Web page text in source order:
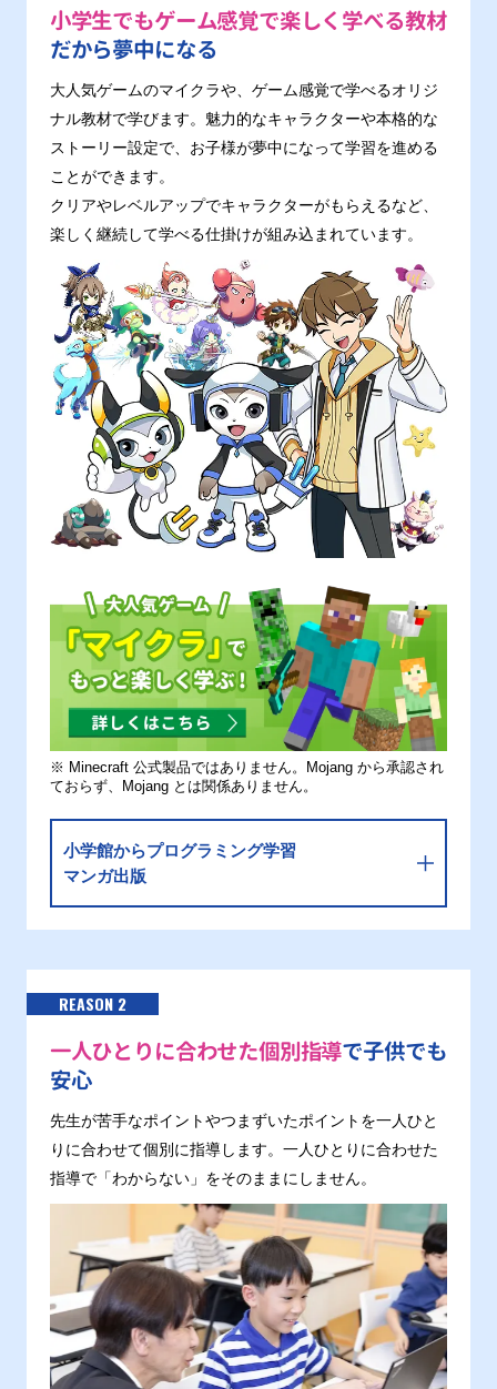
小学生でもゲーム感覚で楽しく学べる教材
だから夢中になる
大人気ゲームのマイクラや、ゲーム感覚で学べるオリジ
ナル教材で学びます。魅力的なキャラクターや本格的な
ストーリー設定で、お子様が夢中になって学習を進める
ことができます。
クリアやレベルアップでキャラクターがもらえるなど、
楽しく継続して学べる仕掛けが組み込まれています。
※ Minecraft 公式製品ではありません。Mojang から承認され
ておらず、Mojang とは関係ありません。
小学館からプログラミング学習
マンガ出版
REASON 2
一人ひとりに合わせた個別指導で子供でも
安心
先生が苦手なポイントやつまずいたポイントを一人ひと
りに合わせて個別に指導します。一人ひとりに合わせた
指導で「わからない」をそのままにしません。